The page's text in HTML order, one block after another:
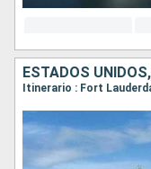
ESTADOS
Itinerario : Fort